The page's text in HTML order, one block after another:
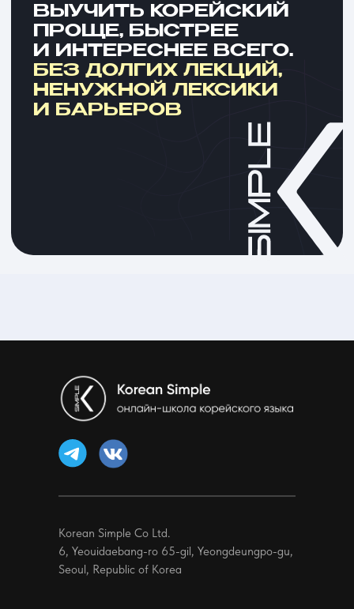
Korean Simple Co Ltd.
6, Yeouidaebang-ro 65-gil, Yeongdeungpo-gu,
Seoul, Republic of Korea